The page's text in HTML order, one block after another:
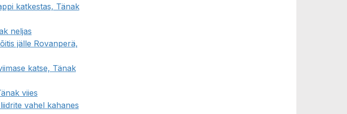
katkestas, Tänak
neljas
jälle Rovanperä,
katse, Tänak
viies
vahel kahanes